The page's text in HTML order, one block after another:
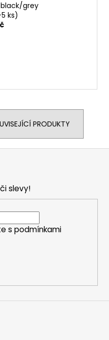
black/grey
ks)
PRODUKTY
slevy!
s podmínkami